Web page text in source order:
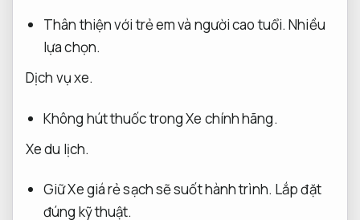
Thân thiện với trẻ em và người cao tuổi. Nhiều
lựa chọn.
Dịch vụ xe.
Không hút thuốc trong Xe chính hãng.
Xe du lịch.
Giữ Xe giá rẻ sạch sẽ suốt hành trình. Lắp đặt
đúng kỹ thuật.